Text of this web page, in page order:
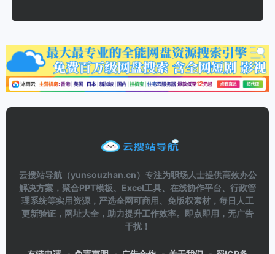
云搜站导航（yunsouzhan.cn）专注为职场人士提供高效办公
解决方案，聚合PPT模板、Excel工具、在线协作平台、行政管
理系统等实用资源，严选全网可商用、免版权素材，每日人工
更新验证，网址大全，助力提升工作效率。即点即用，无广告
干扰！